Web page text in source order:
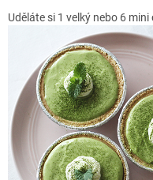
Uděláte si 1 velký nebo 6 mini